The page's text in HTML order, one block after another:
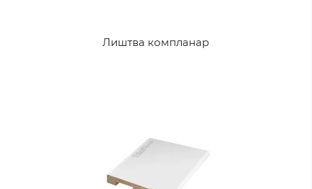
Лиштва компланар